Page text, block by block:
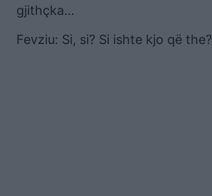
gjithçka…
Fevziu: Si, si? Si ishte kjo që the?